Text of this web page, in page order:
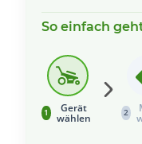
So einfach
1
Gerät
wählen
2